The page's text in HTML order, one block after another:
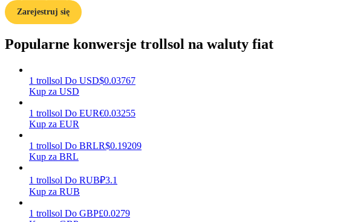
Przewodnik
Strategie handlowe
Dowiedz się, jak zachować rentowność
Zarejestruj się
Popularne konwersje trollsol na waluty fiat
1 trollsol Do USD$0.03767
Kup za USD
1 trollsol Do EUR€0.03255
Kup za EUR
1 trollsol Do BRLR$0.19209
Kup za BRL
1 trollsol Do RUB₽3.1
Kup za RUB
1 trollsol Do GBP£0.0279